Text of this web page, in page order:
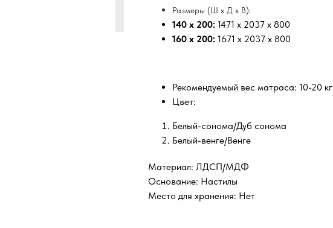
Размеры (Ш х Д х В):
140 х 200: 1471 x 2037 x 800
160 х 200: 1671 х 2037 x 800
Рекомендуемый вес матраса: 10-20 кг
Цвет:
Белый-сонома/Дуб сонома
Белый-венге/Венге
Материал: ЛДСП/МДФ
Основание: Настилы
Место для хранения: Нет